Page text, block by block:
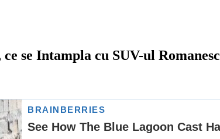
se Intampla cu SUV-ul Romanesc